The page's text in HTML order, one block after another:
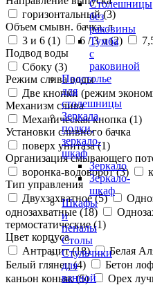
Столешницы
без
раковины
Тумба
с
раковиной
Подстолье
для
столешницы
Зеркала,
полки,
зеркало-
шкаф
Зеркало
Зеркало-
шкаф
Шкафы
и
пеналы
Столы
Стульчики
для
ванной
горизонтальный (3)
Объем смывн. бачка, л
3 и 6 (1) 6 / 3 л (2)
Подвод воды
Сбоку (3)
Режим слива воды
Две кнопки (режим
Механизм слива
Механическая кнопка (1)
Установки сливного бачка
поверх унитаза (1)
Организация смывающего
воронка-водоворот (3)
Тип управления
Двухзахватное (5)
однозахватные (18)
термостатические (1)
Цвет корпуса
Антрацит (18) Белая
Белый глянец (4) Бетон
каньон коньяк (5) Орех